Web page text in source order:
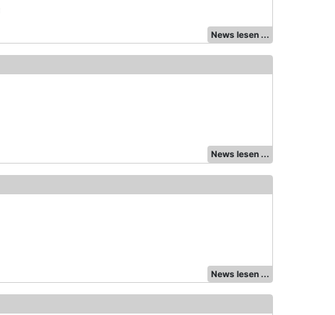
News lesen ...
News lesen ...
News lesen ...